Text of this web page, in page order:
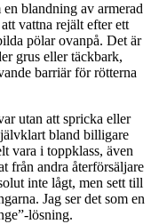
blandning av armerad
vattna rejält efter ett
pölar ovanpå. Det är
grus eller täckbark,
barriär för rötterna
utan att spricka eller
bland billigare
vara i toppklass, även
från andra återförsäljare
inte lågt, men sett till
Jag ser det som en
lösning.